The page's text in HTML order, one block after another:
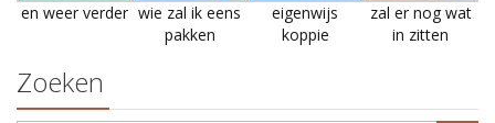
en weer verder wie zal ik eens
pakken
eigenwijs
koppie
zal er nog wat
in zitten
Zoeken